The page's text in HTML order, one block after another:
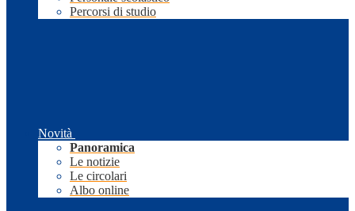
Percorsi di studio
Novità
Panoramica
Le notizie
Le circolari
Albo online